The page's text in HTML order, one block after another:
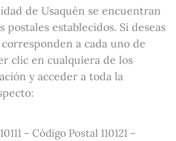
de Usaquén se encuentran
establecidos. Si deseas
a cada uno de
clic en cualquiera de los
y acceder a toda la
– Código Postal 110121 –